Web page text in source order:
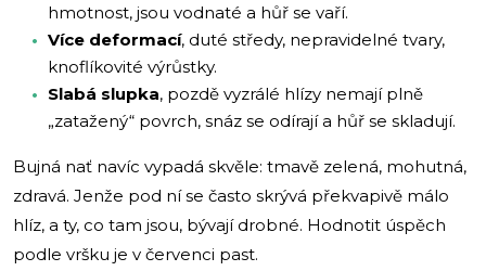
hmotnost, jsou vodnaté a hůř se vaří.
Více deformací, duté středy, nepravidelné tvary,
knoflíkovité výrůstky.
Slabá slupka, pozdě vyzrálé hlízy nemají plně
„zatažený“ povrch, snáz se odírají a hůř se skladují.
Bujná nať navíc vypadá skvěle: tmavě zelená, mohutná,
zdravá. Jenže pod ní se často skrývá překvapivě málo
hlíz, a ty, co tam jsou, bývají drobné. Hodnotit úspěch
podle vršku je v červenci past.